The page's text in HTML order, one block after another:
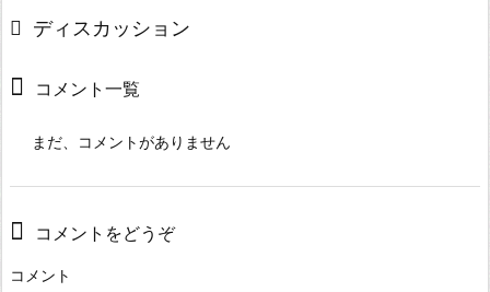
ディスカッション
コメント一覧
まだ、コメントがありません
コメントをどうぞ
コメント